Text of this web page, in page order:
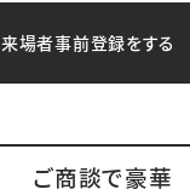
来場者事前登録をする
ご商談で豪華